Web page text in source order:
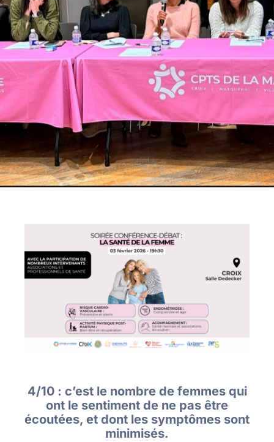
4/10 : c’est le nombre de femmes qui
ont le sentiment de ne pas être
écoutées, et dont les symptômes sont
minimisés.